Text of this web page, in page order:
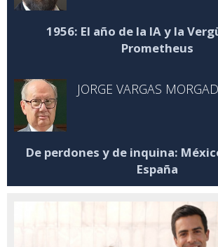
1956: El año de la IA y la
Prometheus
JORGE VARGAS
De perdones y de inquina:
España